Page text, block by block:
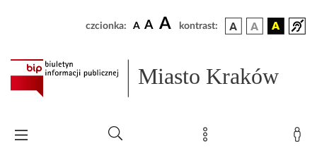
czcionka: A A A kontrast:
Miasto Kraków